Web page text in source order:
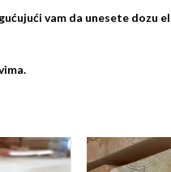
vam da unesete dozu